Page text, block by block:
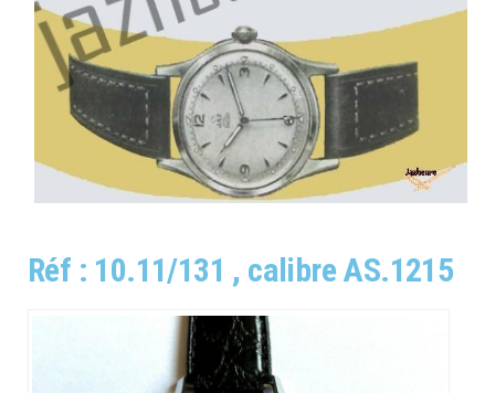
Réf : 10.11/131 , calibre AS.1215